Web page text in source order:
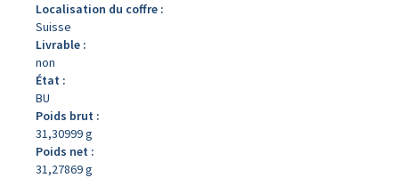
Localisation du coffre :
Suisse
Livrable :
non
État :
BU
Poids brut :
31,30999 g
Poids net :
31,27869 g